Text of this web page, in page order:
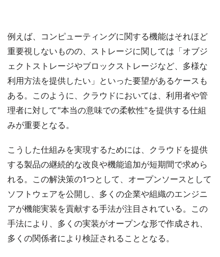
例えば、コンピューティングに関する機能はそれほど
重要視しないものの、ストレージに関しては「オブジ
ェクトストレージやブロックストレージなど、多様な
利用方法を提供したい」といった要望があるケースも
ある。このように、クラウドにおいては、利用者や管
理者に対して"本当の意味での柔軟性"を提供する仕組
みが重要となる。
こうした仕組みを実現するためには、クラウドを提供
する製品の継続的な改良や機能追加が短期間で求めら
れる。この解決策の1つとして、オープンソースとして
ソフトウェアを公開し、多くの企業や組織のエンジニ
アが機能実装を貢献する手法が注目されている。この
手法により、多くの実装がオープンな形で作成され、
多くの関係者により検証されることとなる。